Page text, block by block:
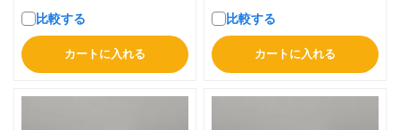
比較する
カートに入れる
比較する
カートに入れる